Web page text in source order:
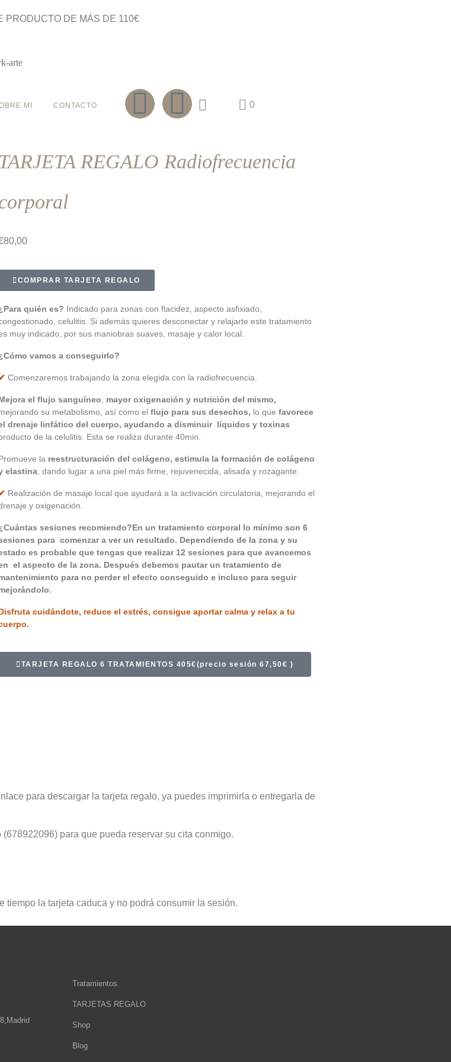
PRODUCTO DE MÁS DE 110€
MI CONTACTO 0
TARJETA REGALO Radiofrecuencia
80,00
COMPRAR TARJETA REGALO
quién es? Indicado para zonas con flacidez, aspecto asfixiado,
celulitis. Si además quieres desconectar y relajarte este tratamiento
muy indicado, por sus maniobras suaves, masaje y calor local.
vamos a conseguirlo?
Comenzaremos trabajando la zona elegida con la radiofrecuencia.
el flujo sanguíneo
mayor oxigenación y nutrición del mismo,
su metabolismo, así como el flujo para sus desechos, lo que favorece
drenaje linfático del cuerpo, ayudando a disminuir líquidos y toxinas
de la celulitis. Esta se realiza durante 40min.
la reestructuración del colágeno, estimula la formación de colágeno
elastina , dando lugar a una piel más firme, rejuvenecida, alisada y rozagante.
Realización de masaje local que ayudará a la activación circulatoria, mejorando el
y oxigenación.
sesiones recomiendo?En un tratamiento corporal lo mínimo son 6
para comenzar a ver un resultado. Dependiendo de la zona y su
es probable que tengas que realizar 12 sesiones para que avancemos
el aspecto de la zona. Después debemos pautar un tratamiento de
para no perder el efecto conseguido e incluso para seguir
cuidándote, reduce el estrés, consigue aportar calma y relax a tu
TARJETA REGALO 6 TRATAMIENTOS 405€(precio sesión 67,50€ )
para descargar la tarjeta regalo, ya puedes imprimirla o entregarla de
para que pueda reservar su cita conmigo.
tiempo la tarjeta caduca y no podrá consumir la sesión.
Tratamientos
TARJETAS REGALO
Shop
Blog